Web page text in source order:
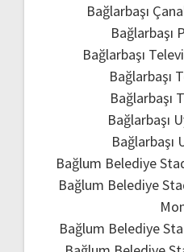
Bağlarbaşı
Bağlarbaşı
Bağlarbaşı
Bağlarbaşı
Bağlarbaşı
Bağlarbaşı
Bağlarbaşı
Bağlum Belediye
Bağlum Belediye
Bağlum Belediye